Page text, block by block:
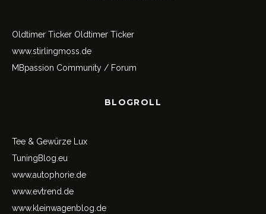
Oldtimer Ticker Oldtimer Ticker
www.stirlingmoss.de
MBpassion Community / Forum
BLOGROLL
Tee & Gewürze Lux
TuningBlog.eu
www.autophorie.de
www.evtrend.de
www.kleinwagenblog.de